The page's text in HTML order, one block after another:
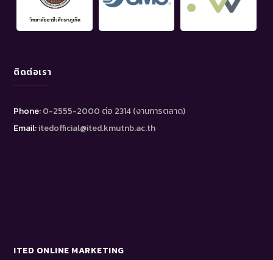
ติดต่อเรา
Phone:0-2555-2000 ต่อ 2314 (งานการตลาด)
Email:itedofficial@ited.kmutnb.ac.th
ITED ONLINE MARKETING